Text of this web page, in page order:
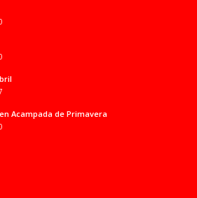
Acampada de Primavera